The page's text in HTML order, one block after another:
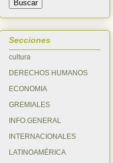
Secciones
cultura
DERECHOS HUMANOS
ECONOMIA
GREMIALES
INFO.GENERAL
INTERNACIONALES
LATINOAMÉRICA